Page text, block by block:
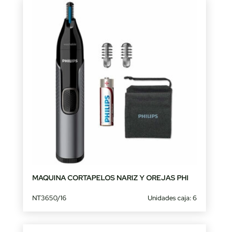
MAQUINA CORTAPELOS NARIZ Y OREJAS PHI
NT3650/16 Unidades caja: 6